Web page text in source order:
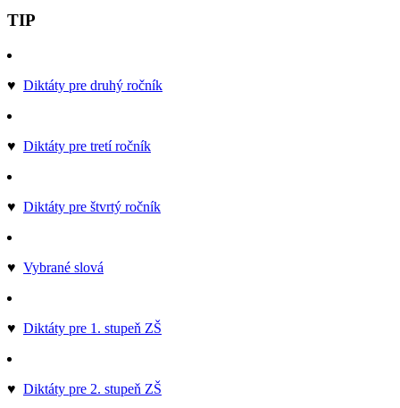
TIP
♥ Diktáty pre druhý ročník
♥ Diktáty pre tretí ročník
♥ Diktáty pre štvrtý ročník
♥ Vybrané slová
♥ Diktáty pre 1. stupeň ZŠ
♥ Diktáty pre 2. stupeň ZŠ